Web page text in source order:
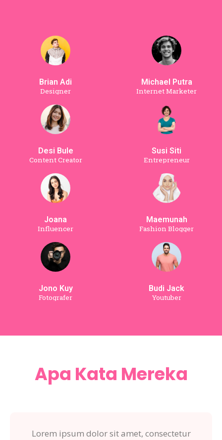
Brian Adi
Designer
Desi Bule
Content Creator
Joana
Influencer
Jono Kuy
Fotografer
Michael Putra
Internet Marketer
Susi Siti
Entrepreneur
Maemunah
Fashion Blogger
Budi Jack
Youtuber
Apa Kata Mereka
Lorem ipsum dolor sit amet, consectetur